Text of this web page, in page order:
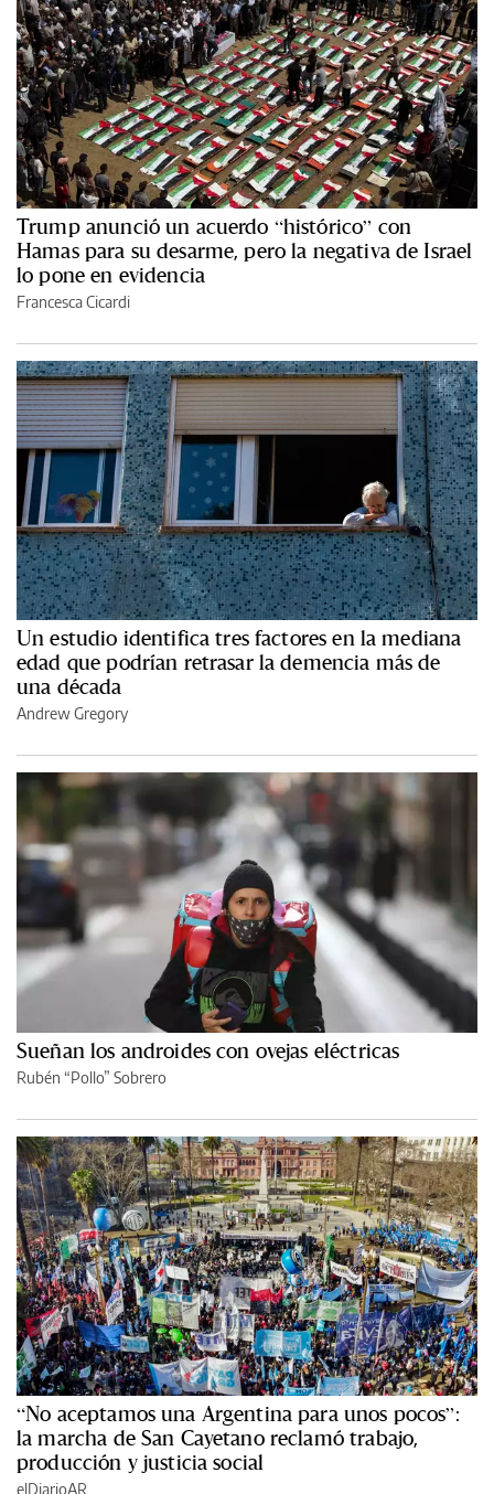
Trump anunció un acuerdo “histórico” con
Hamas para su desarme, pero la negativa de Israel
lo pone en evidencia
Francesca Cicardi
Un estudio identifica tres factores en la mediana
edad que podrían retrasar la demencia más de
una década
Andrew Gregory
Sueñan los androides con ovejas eléctricas
Rubén “Pollo” Sobrero
“No aceptamos una Argentina para unos pocos”:
la marcha de San Cayetano reclamó trabajo,
producción y justicia social
elDiarioAR